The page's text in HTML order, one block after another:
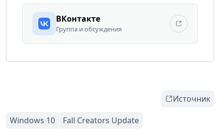
ВКонтакте
Группа и обсуждения
Источник